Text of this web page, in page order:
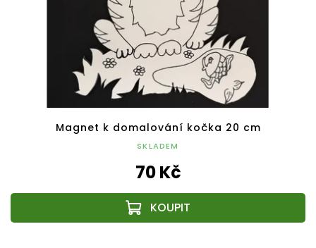
Magnet k domalování kočka 20 cm
SKLADEM
70 Kč